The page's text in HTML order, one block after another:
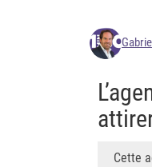
Cette